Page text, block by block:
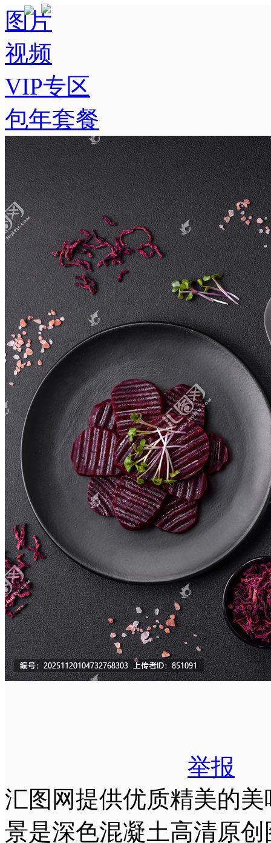
图片
视频
VIP专区
包年套餐
举报
汇图网提供优质精美的
景是深色混凝土高清原